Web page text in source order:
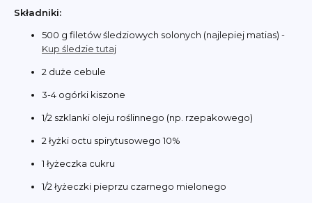
Składniki:
500 g filetów śledziowych solonych (najlepiej matias) -
Kup śledzie tutaj
2 duże cebule
3-4 ogórki kiszone
1/2 szklanki oleju roślinnego (np. rzepakowego)
2 łyżki octu spirytusowego 10%
1 łyżeczka cukru
1/2 łyżeczki pieprzu czarnego mielonego